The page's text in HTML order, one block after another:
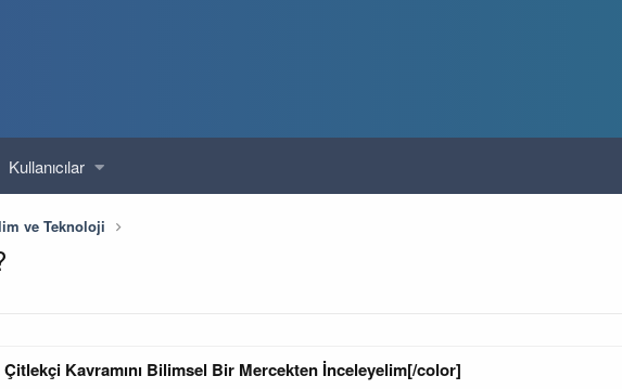
Kullanıcılar
ve Teknoloji
Kavramını Bilimsel Bir Mercekten İnceleyelim[/color]